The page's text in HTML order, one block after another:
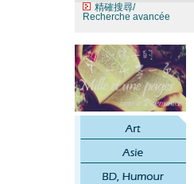
精確搜尋/
Recherche avancée